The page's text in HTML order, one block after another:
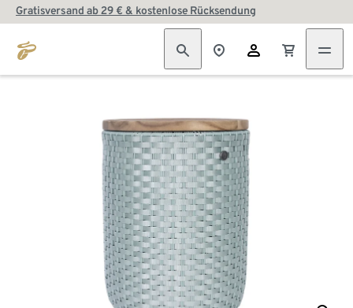
Gratisversand ab 29 € & kostenlose Rücksendung